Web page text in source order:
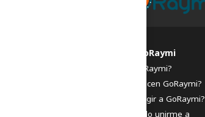
FAQs de GoRaymi
¿Qué es GoRaymi?
¿Quiénes hacen GoRaymi?
¿Por qué elegir a GoRaymi?
¿Cómo puedo unirme a